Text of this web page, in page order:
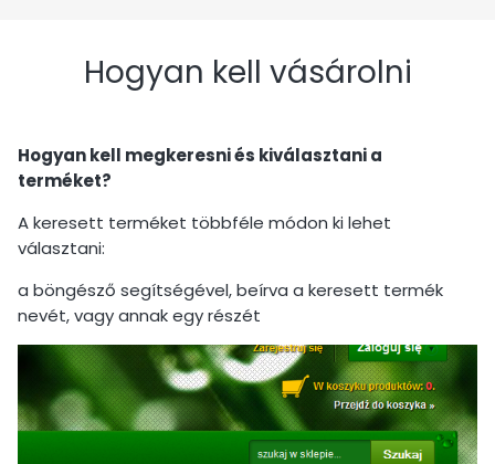
Hogyan kell vásárolni
Hogyan kell megkeresni és kiválasztani a
terméket?
A keresett terméket többféle módon ki lehet
választani:
a böngésző segítségével, beírva a keresett termék
nevét, vagy annak egy részét